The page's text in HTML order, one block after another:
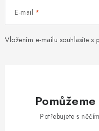
E-mail
Vložením e-mailu souhlasíte s
Potřebujete s